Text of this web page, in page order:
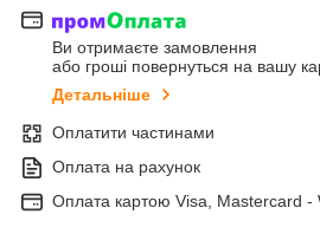
Ви отримаєте замовлення
або гроші повернуться на вашу
Детальніше
Оплатити частинами
Оплата на рахунок
Оплата картою Visa, Mastercard -